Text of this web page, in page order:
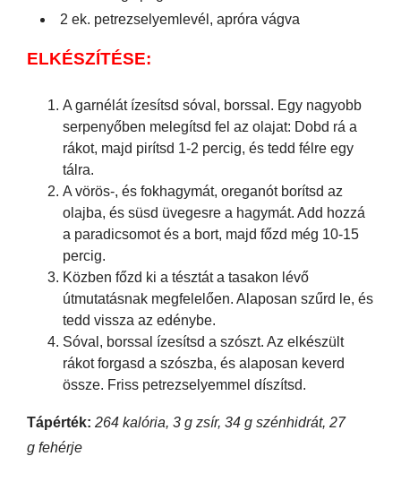
2 ek. petrezselyemlevél, apróra vágva
ELKÉSZÍTÉSE:
A garnélát ízesítsd sóval, borssal. Egy nagyobb
serpenyőben melegítsd fel az olajat: Dobd rá a
rákot, majd pirítsd 1-2 percig, és tedd félre egy
tálra.
A vörös-, és fokhagymát, oreganót borítsd az
olajba, és süsd üvegesre a hagymát. Add hozzá
a paradicsomot és a bort, majd főzd még 10-15
percig.
Közben főzd ki a tésztát a tasakon lévő
útmutatásnak megfelelően. Alaposan szűrd le, és
tedd vissza az edénybe.
Sóval, borssal ízesítsd a szószt. Az elkészült
rákot forgasd a szószba, és alaposan keverd
össze. Friss petrezselyemmel díszítsd.
Tápérték: 264 kalória, 3 g zsír, 34 g szénhidrát, 27
g fehérje